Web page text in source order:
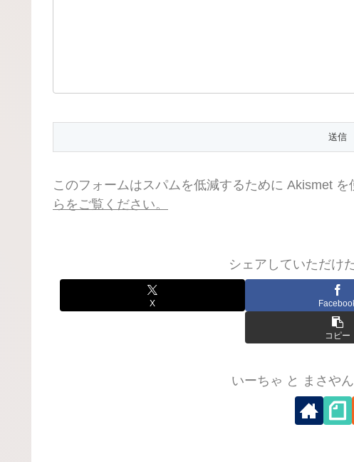
このフォームはスパムを低減するために Akismet を
らをご覧ください。
シェアしていただけ
X
コピー
いーちゃ と まさや